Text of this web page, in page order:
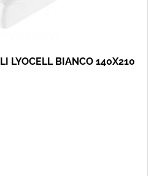
LYOCELL BIANCO 140X210